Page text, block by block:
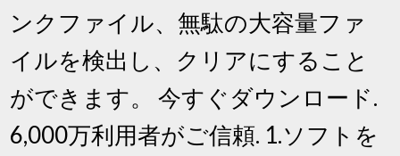
ンクファイル、無駄の大容量ファ
イルを検出し、クリアにすること
ができます。 今すぐダウンロード.
6,000万利用者がご信頼. 1.ソフトを